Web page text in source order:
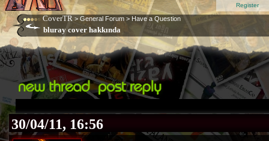
CoverTR > General Forum > Have a Question
bluray cover hakkında
Register
30/04/11, 16:56